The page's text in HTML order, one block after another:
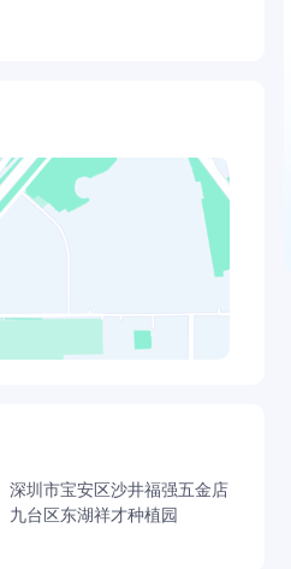
深圳市宝安区沙井福强五金店
九台区东湖祥才种植园